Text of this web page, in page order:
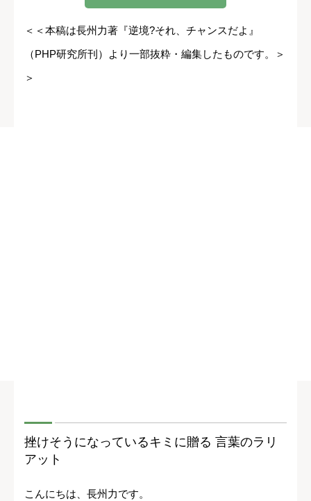
＜＜本稿は長州力著『逆境?それ、チャンスだよ』
（PHP研究所刊）より一部抜粋・編集したものです。＞
＞
挫けそうになっているキミに贈る 言葉のラリ
アット
こんにちは、長州力です。